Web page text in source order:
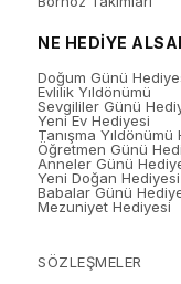
NE HEDİYE
Doğum Günü
Evlilik Yıldönümü
Sevgililer Günü
Yeni Ev Hediyesi
Tanışma Yıldönümü
Öğretmen Günü
Anneler Günü
Yeni Doğan Hediyesi
Babalar Günü
Mezuniyet Hediyesi
SÖZLEŞMELER